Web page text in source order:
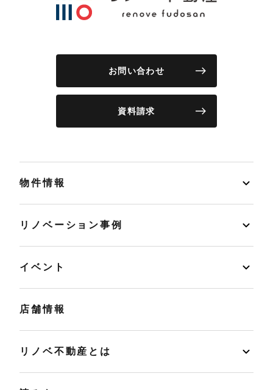
お問い合わせ
資料請求
物件情報
リノベーション事例
イベント
店舗情報
リノベ不動産とは